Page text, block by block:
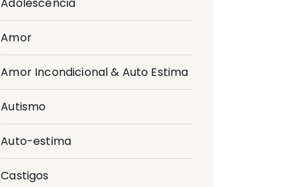
Amor
Amor Incondicional & Auto Estima
Autismo
Auto-estima
Castigos